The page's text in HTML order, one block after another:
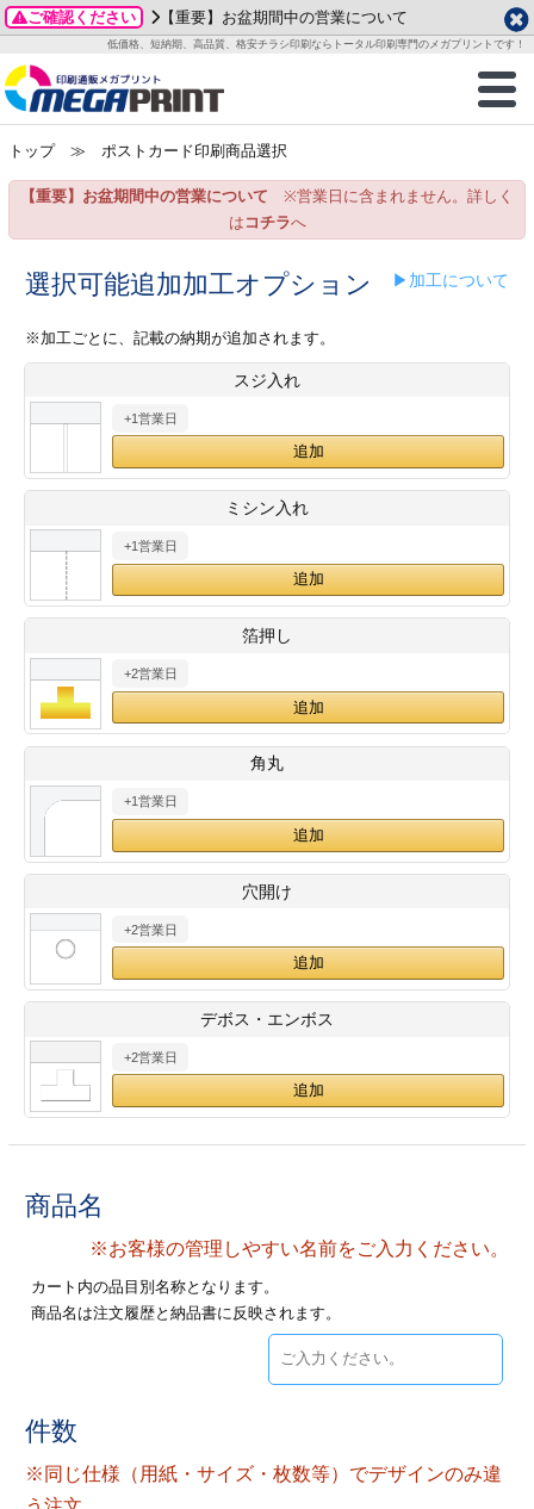
ご確認ください 【重要】お盆期間中の営業について
低価格、短納期、高品質、格安チラシ印刷ならトータル印刷専門のメガプリントです！
商品一覧
グッズ
ステッカー
ックカード印刷
業ツール印刷
＆盛り上げ印刷
ご利用ガイド
お客様へ
いて
方法
/送料について
刷
カード印刷
ックカード名刺
ムカード
型マル型印刷
ード印刷
刷
印刷
印刷
フォルダー
ファイル印刷
ァイル印刷
印刷
リーブ印刷
加工
データ作成ガイド
成前に
ガイド
加工指示ガイド
テンプレート
ード印刷
名刺印刷
ックカード
ード印刷
形マル型
印刷
刷
名刺印刷
印刷
ムカード印刷
フォルダー
ファイル印刷
ァイル印刷
印刷
一覧
わせ
り
プル請求
2026年 8月
月
火 水 木 金
土
1
3
4 5 6 7
8
15
24
25 26 27
29
土
1
2 3
9 10 11
12
14
15 16 17 18
19
26
28
29 30
・・休業日
トップ≫ ポストカード印刷商品選択
【重要】お盆期間中の営業について ※営業日に含まれません。詳しく
は コチラへ
選択可能追加加工オプション ▶加工について
※加工ごとに、記載の納期が追加されます。
スジ入れ
+1営業日
ミシン入れ
+1営業日
箔押し
+2営業日
角丸
+1営業日
穴開け
+2営業日
デボス・エンボス
+2営業日
商品名
※お客様の管理しやすい名前をご入力ください。
カート内の品目別名称となります。
商品名は注文履歴と納品書に反映されます。
件数
※同じ仕様（用紙・サイズ・枚数等）でデザインのみ違